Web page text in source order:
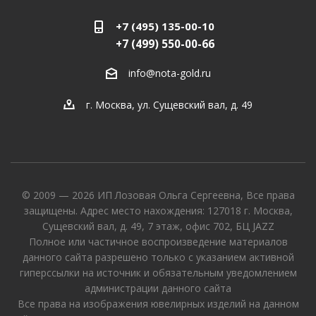
+7 (495) 135-00-10
+7 (499) 550-00-66
info@nota-gold.ru
г. Москва, ул. Сущевский вал, д. 49
© 2009 — 2026 ИП Лозовая Ольга Сергеевна, Все права
защищены. Адрес место нахождения: 127018 г. Москва,
Сущевский вал, д. 49, 7 этаж, офис 702, БЦ JAZZ
Полное или частичное воспроизведение материалов
данного сайта разрешено только с указанием активной
гиперссылки на источник и обязательным уведомлением
администрации данного сайта
Все права на изображения ювелирных изделий на данном